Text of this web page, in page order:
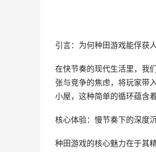
引言：为何种田游戏能俘获
在快节奏的现代生活里，我
张与竞争的焦虑，将玩家带
小屋，这种简单的循环蕴含
核心体验：慢节奏下的深度
种田游戏的核心魅力在于其